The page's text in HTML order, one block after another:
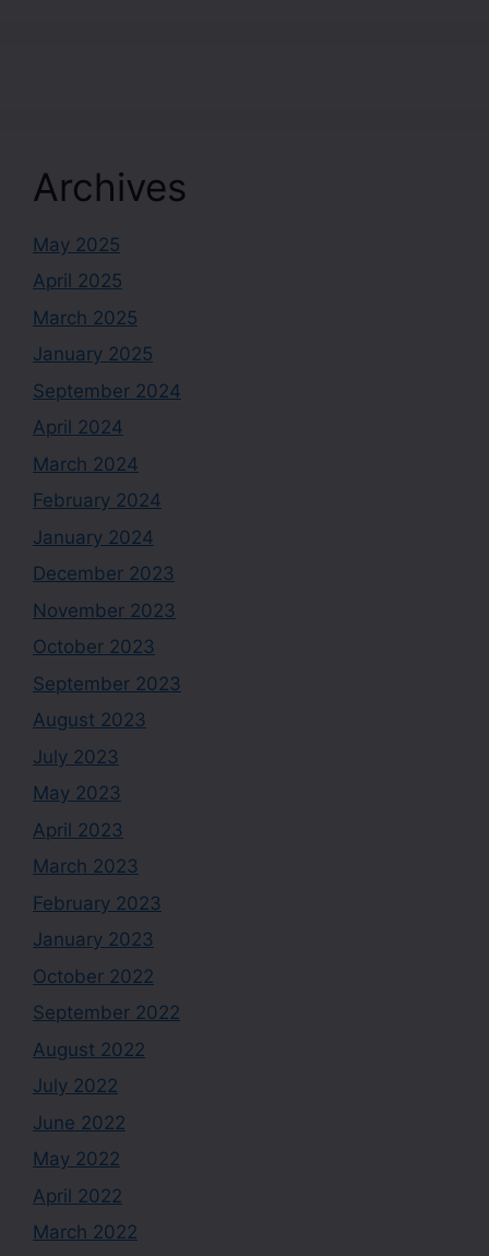
Archives
May 2025
April 2025
March 2025
January 2025
September 2024
April 2024
March 2024
February 2024
January 2024
December 2023
November 2023
October 2023
September 2023
August 2023
July 2023
May 2023
April 2023
March 2023
February 2023
January 2023
October 2022
September 2022
August 2022
July 2022
June 2022
May 2022
April 2022
March 2022